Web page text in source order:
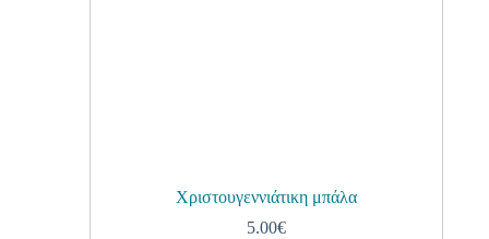
Χριστουγεννιάτικη μπάλα
5.00€